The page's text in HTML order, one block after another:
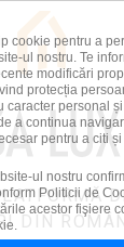
DIN
cookie pentru a
ul nostru. Te
modificări
protecția
caracter personal
a continua
pentru a citi
ul nostru
Politicii de
acestor fişiere